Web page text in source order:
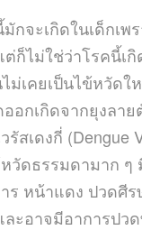
กจะเกิดในเด็กเพ
ก็ไม่ใช่ว่าโรคนี้เ
ม่เคยเป็นไข้หวัด
อกเกิดจากยุงลาย
รัสเดงกี่ (Dengue
หวัดธรรมดามาก
ร หน้าแดง ปวดศี
ะอาจมีอาการปว